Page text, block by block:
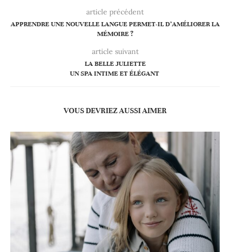
article précédent
APPRENDRE UNE NOUVELLE LANGUE PERMET-IL D’AMÉLIORER LA
MÉMOIRE ?
article suivant
LA BELLE JULIETTE
UN SPA INTIME ET ÉLÉGANT
VOUS DEVRIEZ AUSSI AIMER